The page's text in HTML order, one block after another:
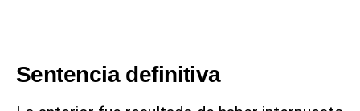
Sentencia definitiva